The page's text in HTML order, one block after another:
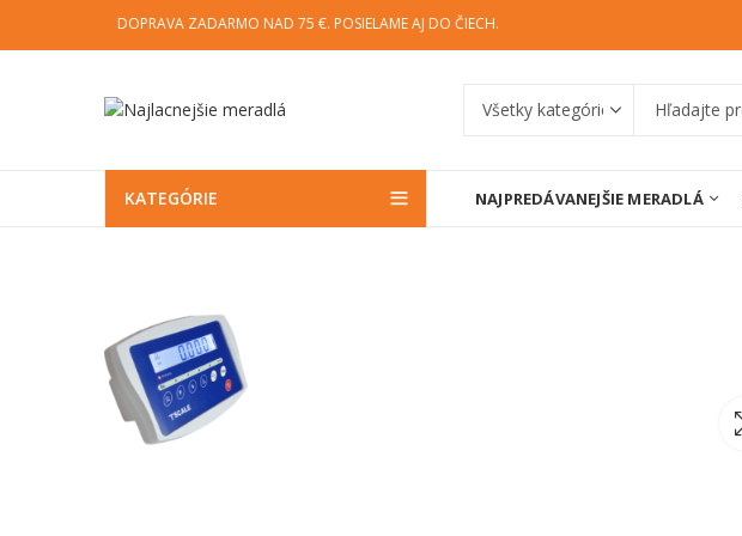
DOPRAVA ZADARMO NAD 75 €. POSIELAME AJ DO ČIECH.
KATEGÓRIE NAJPREDÁVANEJŠIE MERADLÁ